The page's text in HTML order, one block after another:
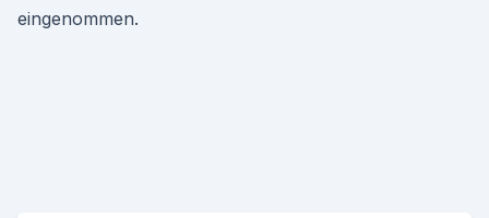
eingenommen.